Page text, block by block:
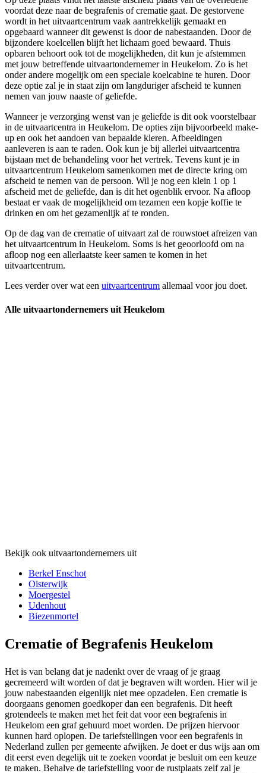
voordat deze naar de begrafenis of crematie gaat. De gestorvene
wordt in het uitvaartcentrum vaak aantrekkelijk gemaakt en
opgebaard wanneer dit gewenst is door de nabestaanden. Door de
bijzondere koelcellen blijft het lichaam goed bewaard. Thuis
opbaren behoort ook tot de mogelijkheden, dit kun je afstemmen
met jouw betreffende uitvaartondernemer in Heukelom. Zo is het
onder andere mogelijk om een speciale koelcabine te huren. Door
deze optie zal je in staat zijn om langduriger afscheid te kunnen
nemen van jouw naaste of geliefde.
Wanneer je verzorging wenst van je geliefde is dit ook voorstelbaar
in de uitvaartcentra in Heukelom. De opties zijn bijvoorbeeld make-
up en ook het aandoen van bepaalde kleren. Afbeeldingen
aanleveren is aan te raden. Ook kun je bij allerlei uitvaartcentra
bijstaan met de behandeling voor het vertrek. Tevens kunt je in
uitvaartcentrum Heukelom samenkomen met de directe kring om
afscheid te nemen van de persoon. Wil je nog een klein 1 op 1
afscheid met de geliefde, dan is dit het ogenblik ervoor. Na afloop
bestaat er vaak de mogelijkheid om tezamen een kopje koffie te
drinken en om het gezamenlijk af te ronden.
Op de dag van de crematie of uitvaart zal de rouwstoet afreizen van
het uitvaartcentrum in Heukelom. Soms is het geoorloofd om na
afloop nog een allerlaatste keer samen te komen in het
uitvaartcentrum.
Lees verder over wat een uitvaartcentrum allemaal voor jou doet.
Alle uitvaartondernemers uit Heukelom
Bekijk ook uitvaartondernemers uit
Berkel Enschot
Oisterwijk
Moergestel
Udenhout
Biezenmortel
Crematie of Begrafenis Heukelom
Het is van belang dat je nadenkt over de vraag of je graag
gecremeerd wilt worden of dat je begraven wilt worden. Hier wil je
jouw nabestaanden eigenlijk niet mee opzadelen. Een crematie is
doorgaans genomen goedkoper dan een begrafenis. Dit heeft
grotendeels te maken met het feit dat voor een begrafenis in
Heukelom een graf gehuurd moet worden. De prijzen hiervoor
kunnen hard oplopen. De tariefstellingen voor een begrafenis in
Nederland zullen per gemeente afwijken. Je doet er dus wijs aan om
dit eerst even degelijk uit te zoeken voordat je besluit om een keuze
te maken. Behalve de tariefstelling voor de rustplaats zelf zal je